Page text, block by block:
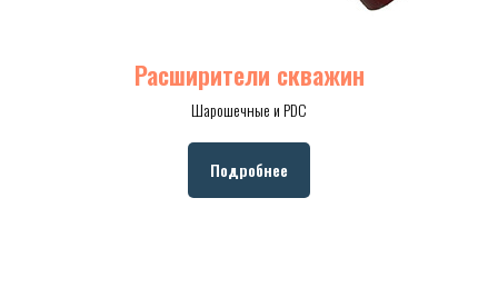
Расширители скважин
Шарошечные и PDC
Подробнее